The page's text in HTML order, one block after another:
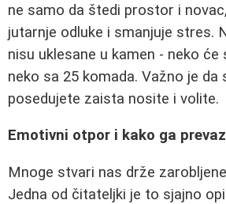
ne samo da štedi prostor i
jutarnje odluke i smanjuje stres.
nisu uklesane u kamen - neko će
neko sa 25 komada. Važno je da
posedujete zaista nosite i volite.
Emotivni otpor i kako ga
Mnoge stvari nas drže
Jedna od čitateljki je to sjajno